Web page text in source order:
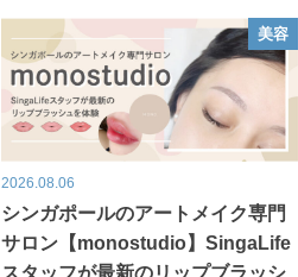
美容
2026.08.06
シンガポールのアートメイク専門
サロン【monostudio】SingaLife
スタッフが最新のリップブラッシ